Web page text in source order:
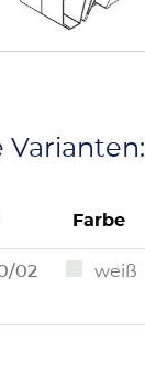
Varianten:
Farbe
02 weiß